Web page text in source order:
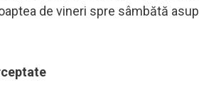
de vineri spre sâmbătă